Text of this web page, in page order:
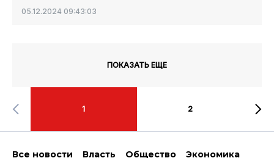
05.12.2024 09:43:03
ПОКАЗАТЬ ЕЩЕ
1 2
Все новости Власть Общество
Экономика